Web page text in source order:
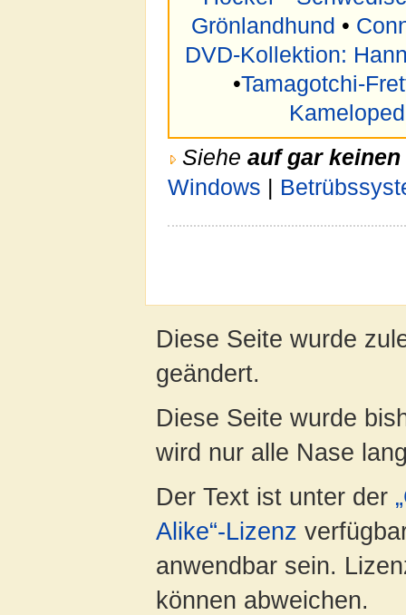
Grönlandhund •
DVD-Kollektion:
•Tamagotchi-
Siehe auf gar keinen
Windows
Diese Seite wurde
geändert.
Diese Seite wurde
wird nur alle Nase
Der Text ist unter der
Alike“-Lizenz
anwendbar sein.
können abweichen.